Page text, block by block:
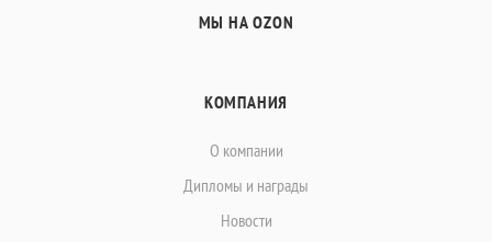
МЫ НА OZON
КОМПАНИЯ
О компании
Дипломы и награды
Новости